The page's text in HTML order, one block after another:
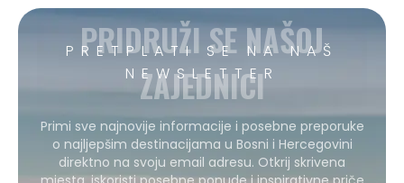
PRETPLATI SE NA NAŠ
NEWSLETTER
PRIDRUŽI SE NAŠOJ
ZAJEDNICI
Primi sve najnovije informacije i posebne preporuke
o najljepšim destinacijama u Bosni i Hercegovini
direktno na svoju email adresu. Otkrij skrivena